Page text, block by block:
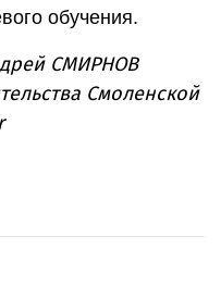
обучения.
СМИРНОВ
Смоленской